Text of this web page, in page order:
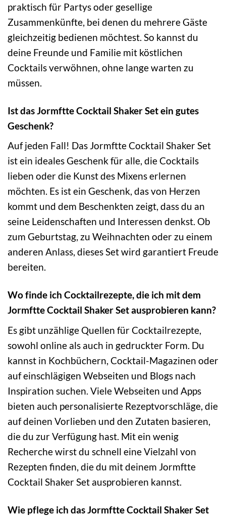
praktisch für Partys oder gesellige
Zusammenkünfte, bei denen du mehrere Gäste
gleichzeitig bedienen möchtest. So kannst du
deine Freunde und Familie mit köstlichen
Cocktails verwöhnen, ohne lange warten zu
müssen.
Ist das Jormftte Cocktail Shaker Set ein gutes
Geschenk?
Auf jeden Fall! Das Jormftte Cocktail Shaker Set
ist ein ideales Geschenk für alle, die Cocktails
lieben oder die Kunst des Mixens erlernen
möchten. Es ist ein Geschenk, das von Herzen
kommt und dem Beschenkten zeigt, dass du an
seine Leidenschaften und Interessen denkst. Ob
zum Geburtstag, zu Weihnachten oder zu einem
anderen Anlass, dieses Set wird garantiert Freude
bereiten.
Wo finde ich Cocktailrezepte, die ich mit dem
Jormftte Cocktail Shaker Set ausprobieren kann?
Es gibt unzählige Quellen für Cocktailrezepte,
sowohl online als auch in gedruckter Form. Du
kannst in Kochbüchern, Cocktail-Magazinen oder
auf einschlägigen Webseiten und Blogs nach
Inspiration suchen. Viele Webseiten und Apps
bieten auch personalisierte Rezeptvorschläge, die
auf deinen Vorlieben und den Zutaten basieren,
die du zur Verfügung hast. Mit ein wenig
Recherche wirst du schnell eine Vielzahl von
Rezepten finden, die du mit deinem Jormftte
Cocktail Shaker Set ausprobieren kannst.
Wie pflege ich das Jormftte Cocktail Shaker Set